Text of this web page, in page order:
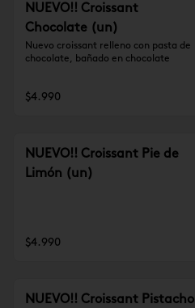
NUEVO!! Croissant
Chocolate (un)
Nuevo croissant relleno con pasta de
chocolate, bañado en chocolate
$4.990
NUEVO!! Croissant Pie de
Limón (un)
$4.990
NUEVO!! Croissant Pistacho